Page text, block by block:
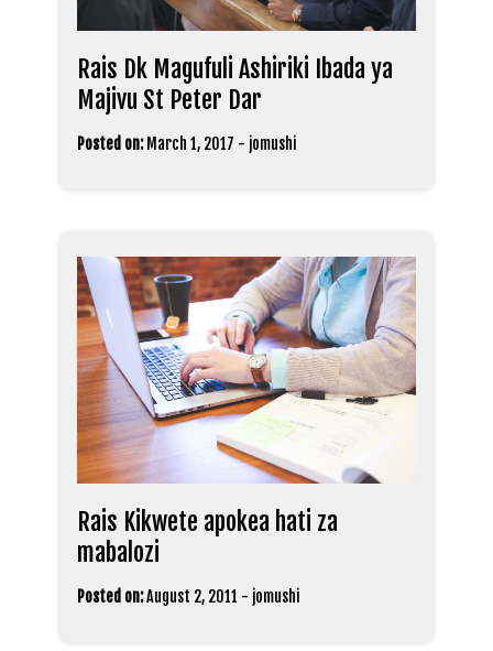
Rais Dk Magufuli Ashiriki Ibada ya
Majivu St Peter Dar
Posted on: March 1, 2017 - jomushi
Rais Kikwete apokea hati za
mabalozi
Posted on:August 2, 2011 - jomushi